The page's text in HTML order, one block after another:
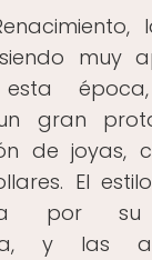
muy
gran
de joyas,
El
por
y las